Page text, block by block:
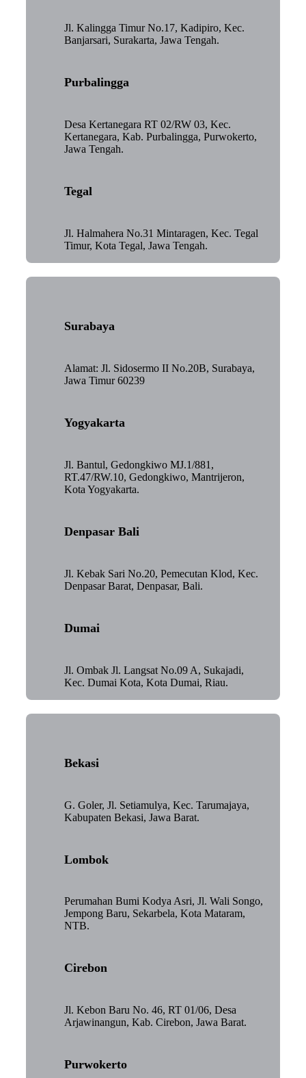
Jl. Kalingga Timur No.17, Kadipiro, Kec.
Banjarsari, Surakarta, Jawa Tengah.
Purbalingga
Desa Kertanegara RT 02/RW 03, Kec.
Kertanegara, Kab. Purbalingga, Purwokerto,
Jawa Tengah.
Tegal
Jl. Halmahera No.31 Mintaragen, Kec. Tegal
Timur, Kota Tegal, Jawa Tengah.
Surabaya
Alamat: Jl. Sidosermo II No.20B, Surabaya,
Jawa Timur 60239
Yogyakarta
Jl. Bantul, Gedongkiwo MJ.1/881,
RT.47/RW.10, Gedongkiwo, Mantrijeron,
Kota Yogyakarta.
Denpasar Bali
Jl. Kebak Sari No.20, Pemecutan Klod, Kec.
Denpasar Barat, Denpasar, Bali.
Dumai
Jl. Ombak Jl. Langsat No.09 A, Sukajadi,
Kec. Dumai Kota, Kota Dumai, Riau.
Bekasi
G. Goler, Jl. Setiamulya, Kec. Tarumajaya,
Kabupaten Bekasi, Jawa Barat.
Lombok
Perumahan Bumi Kodya Asri, Jl. Wali Songo,
Jempong Baru, Sekarbela, Kota Mataram,
NTB.
Cirebon
Jl. Kebon Baru No. 46, RT 01/06, Desa
Arjawinangun, Kab. Cirebon, Jawa Barat.
Purwokerto